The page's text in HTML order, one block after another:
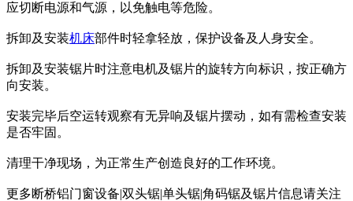
应切断电源和气源，以免触电等危险。
拆卸及安装机床部件时轻拿轻放，保护设备及人身安全。
拆卸及安装锯片时注意电机及锯片的旋转方向标识，按正确方
向安装。
安装完毕后空运转观察有无异响及锯片摆动，如有需检查安装
是否牢固。
清理干净现场，为正常生产创造良好的工作环境。
更多断桥铝门窗设备|双头锯|单头锯|角码锯及锯片信息请关注